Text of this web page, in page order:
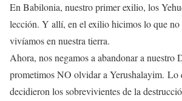
En Babilonia, nuestro primer exilio, los
lección. Y allí, en el exilio hicimos lo que no
vivíamos en nuestra tierra.
Ahora, nos negamos a abandonar a nuestro
prometimos NO olvidar a Yerushalayim. Lo
decidieron los sobrevivientes de la